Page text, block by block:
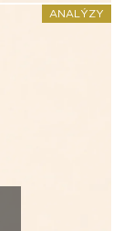
ANALÝZY